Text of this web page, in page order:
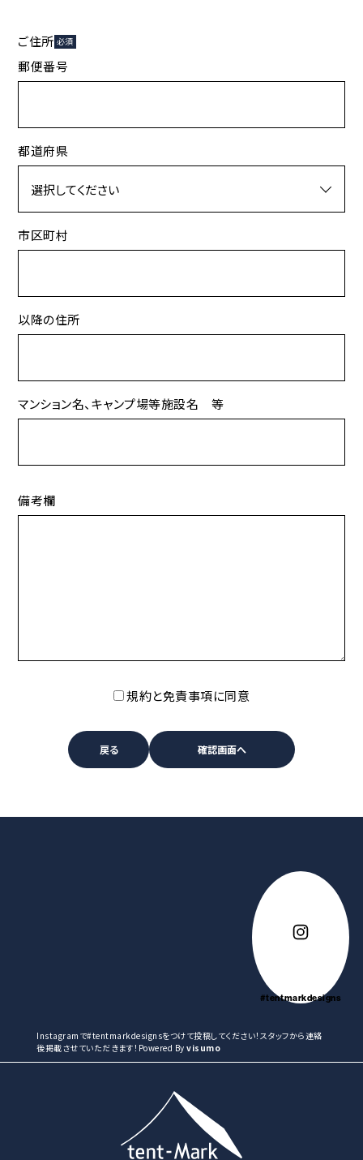
ご住所 必須
郵便番号
都道府県
市区町村
以降の住所
マンション名、キャンプ場等施設名 等
備考欄
規約と免責事項に同意
#tentmarkdesigns
Instagramで#tentmarkdesignsをつけて投稿してください！スタッフから連絡
後掲載させていただきます！Powered By visumo